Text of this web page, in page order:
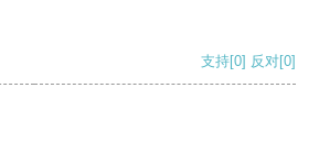
支持[0] 反对[0]